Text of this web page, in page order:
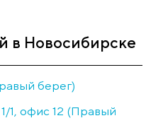
в Новосибирске
берег)
1, офис 12 (Правый